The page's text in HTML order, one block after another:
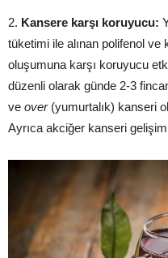
2. Kansere karşı koruyucu:
tüketimi ile alınan polifenol ve
oluşumuna karşı koruyucu
düzenli olarak günde 2-3
ve over(yumurtalık) kanseri
Ayrıca akciğer kanseri